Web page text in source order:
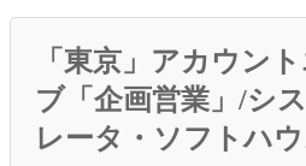
「東京」アカウン
ブ「企画営業」/シ
レータ・ソフトハ